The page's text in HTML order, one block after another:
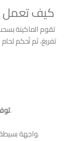
كيف تعمل
تقوم الماكينة
تفريغ، ثم تُحكم
تقليص حجم العبوة للتخزين والشحن.
واجهة بسيطة مناسبة للمطاعم والمصانع.